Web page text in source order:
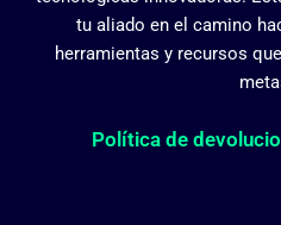
tu aliado en el camino
herramientas y recursos
Política de